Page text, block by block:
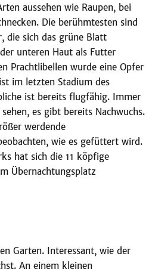
aussehen wie Raupen, bei
Die berühmtesten sind
die sich das grüne Blatt
unteren Haut als Futter
Prachtlibellen wurde eine Opfer
im letzten Stadium des
ist bereits flugfähig. Immer
es gibt bereits Nachwuchs.
werdende
wie es gefüttert wird.
hat sich die 11 köpfige
Übernachtungsplatz
Garten. Interessant, wie der
An einem kleinen